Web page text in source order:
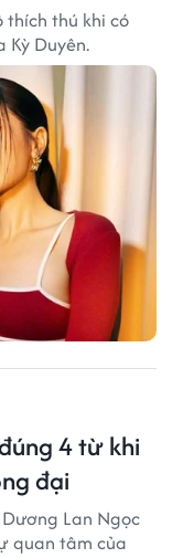
thích thú khi có
Kỳ Duyên.
4 từ khi
đại
Lan Ngọc
quan tâm của